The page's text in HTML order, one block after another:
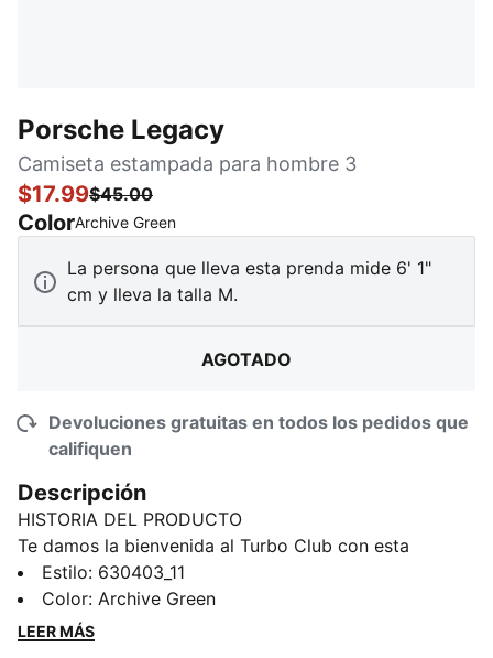
Porsche Legacy
Camiseta estampada para hombre 3
$17.99$45.00
ColorArchive Green:
La persona que lleva esta prenda mide 6' 1"
cm y lleva la talla M.
AGOTADO
Devoluciones gratuitas en todos los pedidos que
califiquen
Descripción
HISTORIA DEL PRODUCTO
Te damos la bienvenida al Turbo Club con esta
playera holgada, que luce un llamativo estampado en
el pecho y el ícono PUMA Cat en la manga derecha.
Celebra al icónico Porsche 911 Turbo Cabriolet en
Estilo: 630403_11
Color: Archive Green
LEER MÁS